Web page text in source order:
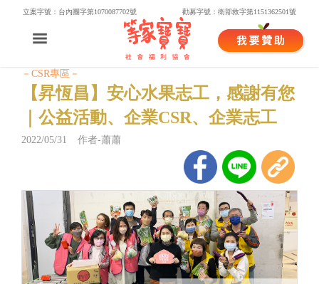
立案字號：台內團字第1070087702號 勸募字號：衛部救字第1151362501號
－CSR專區－
【昇恆昌】安心水果志工，感謝有您
｜公益活動、企業CSR、企業志工
2022/05/31 作者-蕭蕭